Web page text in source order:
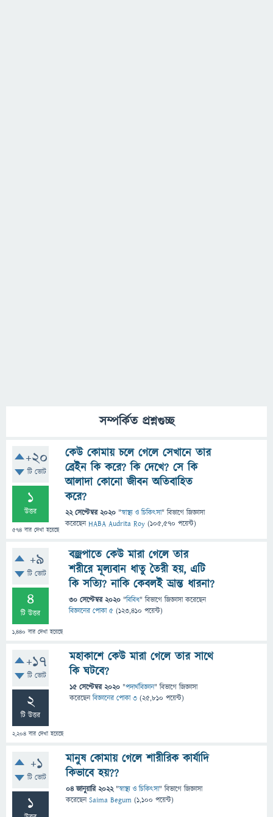
সম্পর্কিত প্রশ্নগুচ্ছ
+20
টি ভোট
1
উত্তর
574 বার দেখা হয়েছে
কেউ কোমায় চলে গেলে সেখানে তার
ব্রেইন কি করে? কি দেখে? সে কি
আলাদা কোনো জীবন অতিবাহিত
করে?
22 সেপ্টেম্বর 2020 "স্বাস্থ্য ও চিকিৎসা" বিভাগে জিজ্ঞাসা
করেছেনHABA Audrita Roy (105,570 পয়েন্ট)
+9
টি ভোট
4
টি উত্তর
1,440 বার দেখা হয়েছে
বজ্রপাতে কেউ মারা গেলে তার
শরীরে মূল্যবান ধাতু তৈরী হয়, এটি
কি সত্যি? নাকি কেবলই ভ্রান্ত ধারনা?
30 সেপ্টেম্বর 2020 "বিবিধ" বিভাগে জিজ্ঞাসাকরেছেন
বিজ্ঞানের পোকা ৫ (123,410 পয়েন্ট)
+17
টি ভোট
2
টি উত্তর
2,204 বার দেখা হয়েছে
মহাকাশে কেউ মারা গেলে তার সাথে
কি ঘটবে?
15 সেপ্টেম্বর 2020 "পদার্থবিজ্ঞান" বিভাগে জিজ্ঞাসা
করেছেনবিজ্ঞানের পোকা ৩ (25,810 পয়েন্ট)
+1
টি ভোট
1
মানুষ কোমায় গেলে শারীরিক কার্যাদি
কিভাবে হয়??
04 জানুয়ারি 2022 "স্বাস্থ্য ও চিকিৎসা" বিভাগে জিজ্ঞাসা
করেছেনSaima Begum (1,100 পয়েন্ট)